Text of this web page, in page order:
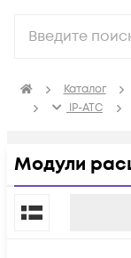
Каталог
IP-ATC
Модули
По